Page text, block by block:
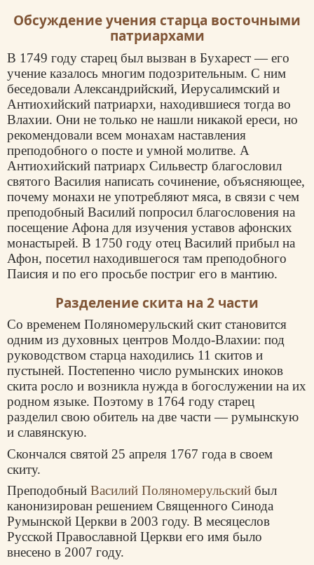
Обсуждение учения старца восточными
патриархами
В 1749 году старец был вызван в Бухарест — его
учение казалось многим подозрительным. С ним
беседовали Александрийский, Иерусалимский и
Антиохийский патриархи, находившиеся тогда во
Влахии. Они не только не нашли никакой ереси, но
рекомендовали всем монахам наставления
преподобного о посте и умной молитве. А
Антиохийский патриарх Сильвестр благословил
святого Василия написать сочинение, объясняющее,
почему монахи не употребляют мяса, в связи с чем
преподобный Василий попросил благословения на
посещение Афона для изучения уставов афонских
монастырей. В 1750 году отец Василий прибыл на
Афон, посетил находившегося там преподобного
Паисия и по его просьбе постриг его в мантию.
Разделение скита на 2 части
Со временем Поляномерульский скит становится
одним из духовных центров Молдо-Влахии: под
руководством старца находились 11 скитов и
пустыней. Постепенно число румынских иноков
скита росло и возникла нужда в богослужении на их
родном языке. Поэтому в 1764 году старец
разделил свою обитель на две части — румынскую
и славянскую.
Скончался святой 25 апреля 1767 года в своем
скиту.
Преподобный Василий Поляномерульский был
канонизирован решением Священного Синода
Румынской Церкви в 2003 году. В месяцеслов
Русской Православной Церкви его имя было
внесено в 2007 году.